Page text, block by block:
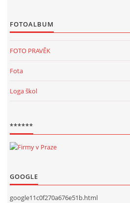
FOTOALBUM
FOTO PRAVĚK
Fota
Loga škol
******
GOOGLE
google11c0f270a676e51b.html